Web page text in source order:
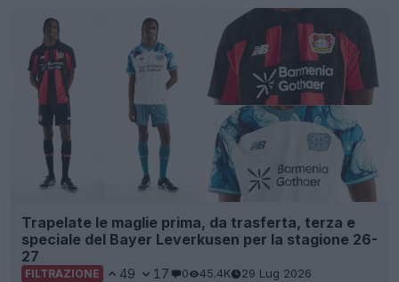
Trapelate le maglie prima, da trasferta, terza e
speciale del Bayer Leverkusen per la stagione 26-
27
FILTRAZIONE 49 17 0 45.4K 29 Lug 2026